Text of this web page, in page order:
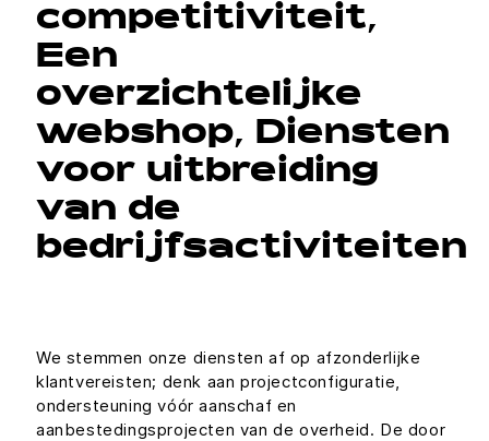
competitiviteit,
Een
overzichtelijke
webshop, Diensten
voor uitbreiding
van de
bedrijfsactiviteiten
We stemmen onze diensten af op afzonderlijke
klantvereisten; denk aan projectconfiguratie,
ondersteuning vóór aanschaf en
aanbestedingsprojecten van de overheid. De door